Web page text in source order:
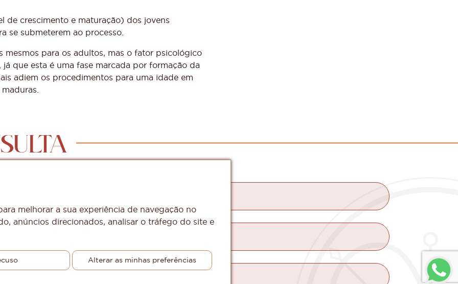
melhorar a sua experiência de navegação no
anúncios direcionados, analisar o tráfego do site e
Alterar as minhas preferências
de crescimento e maturação) dos jovens
se submeterem ao processo.
mesmos para os adultos, mas o fator psicológico
que esta é uma fase marcada por formação da
adiem os procedimentos para uma idade em